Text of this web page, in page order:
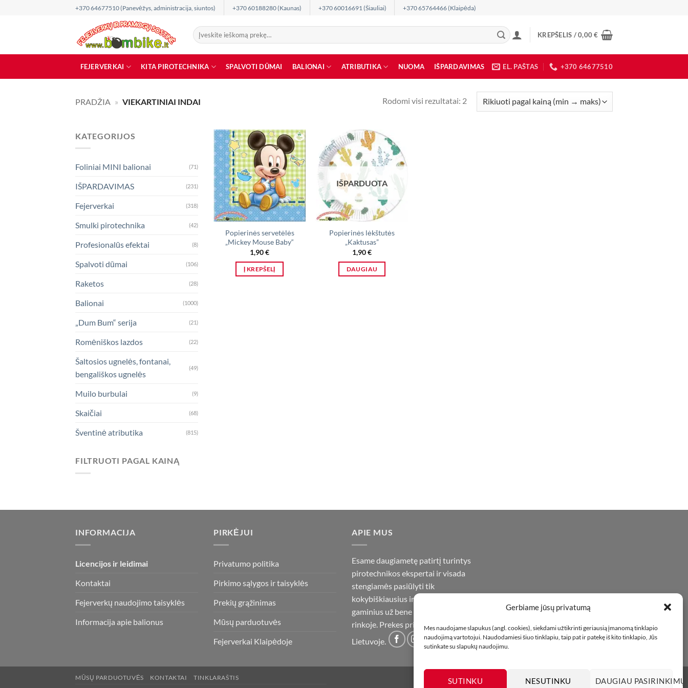
Gerbiame jūsų privatumą
Mes naudojame slapukus (angl. cookies), siekdami užtikrinti geriausią įmanomą tinklapio
naudojimą vartotojui. Naudodamiesi šiuo tinklapiu, taip pat ir patekę iš kito tinklapio, Jūs
sutinkate su slapukų naudojimu.
SUTINKU NESUTINKU DAUGIAU PASIRINKIMŲ
+370 64677510 (Panevėžys, administracija, siuntos) +370 60188280 (Kaunas) +370 60016691 (Šiauliai) +370 65764466 (Klaipėda)
Ieškoti:
KREPŠELIS /0,00€
FEJERVERKAI KITA PIROTECHNIKA SPALVOTI DŪMAI BALIONAI ATRIBUTIKA NUOMA IŠPARDAVIMAS EL. PAŠTAS +370 64677510
PRADŽIA » VIEKARTINIAI INDAI Rodomi visi rezultatai: 2Rūšiuojama
pagal
KATEGORIJOS
Foliniai MINI balionai (71)
IŠPARDAVIMAS (231)
Fejerverkai (318)
Smulki pirotechnika (42)
Profesionalūs efektai (8)
Spalvoti dūmai (106)
Raketos (28)
Balionai (1000)
„Dum Bum“ serija (21)
Romėniškos lazdos (22)
Šaltosios ugnelės, fontanai,
bengališkos ugnelės
(49)
Muilo burbulai (9)
Skaičiai (68)
Šventinė atributika (815)
FILTRUOTI PAGAL KAINĄ
Popierinės servetėlės
„Mickey Mouse Baby“
1,90€
Į KREPŠELĮ
IŠPARDUOTA
Popierinės lėkštutės
„Kaktusas”
1,90€
DAUGIAU
INFORMACIJA
Licencijos ir leidimai
Kontaktai
Fejerverkų naudojimo taisyklės
Informacija apie balionus
PIRKĖJUI
Privatumo politika
Pirkimo sąlygos ir taisyklės
Prekių grąžinimas
Mūsų parduotuvės
Fejerverkai Klaipėdoje
APIE MUS
Esame daugiametę patirtį turintys
pirotechnikos ekspertai ir visada
stengiamės pasiūlyti tik
kokybiškiausius ir geriausius
gaminius už bene mažiausią kainą
rinkoje. Prekes pristatome visoje
Lietuvoje.
MŪSŲ PARDUOTUVĖS KONTAKTAI TINKLARAŠTIS